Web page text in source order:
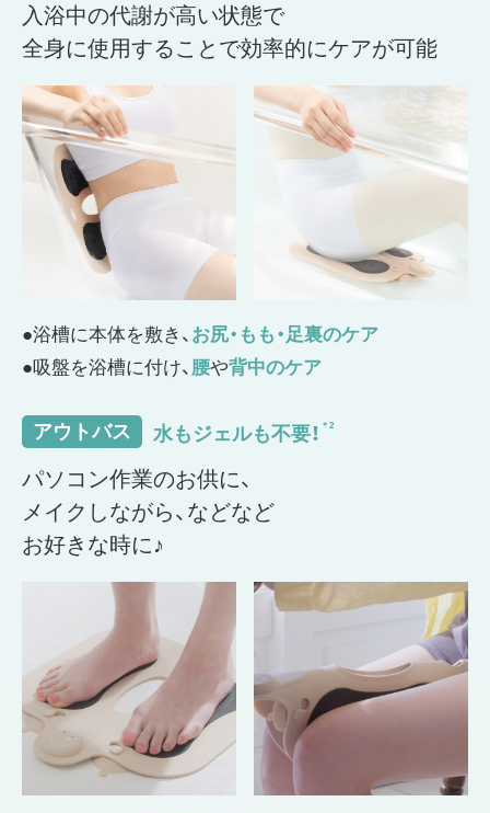
入浴中の代謝が高い状態で
全身に使用することで効率的にケアが可能
●浴槽に本体を敷き、 お尻・もも・足裏のケア
●吸盤を浴槽に付け、 腰や背中のケア
アウトバス 水もジェルも不要！ ＊2
パソコン作業のお供に、
メイクしながら、などなど
お好きな時に♪